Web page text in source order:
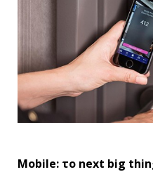
Mobile: το next big